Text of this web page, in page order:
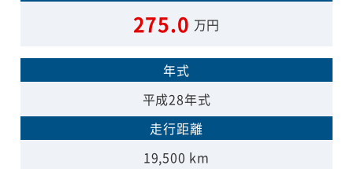
275.0 万円
年式
平成28年式
走行距離
19,500 km